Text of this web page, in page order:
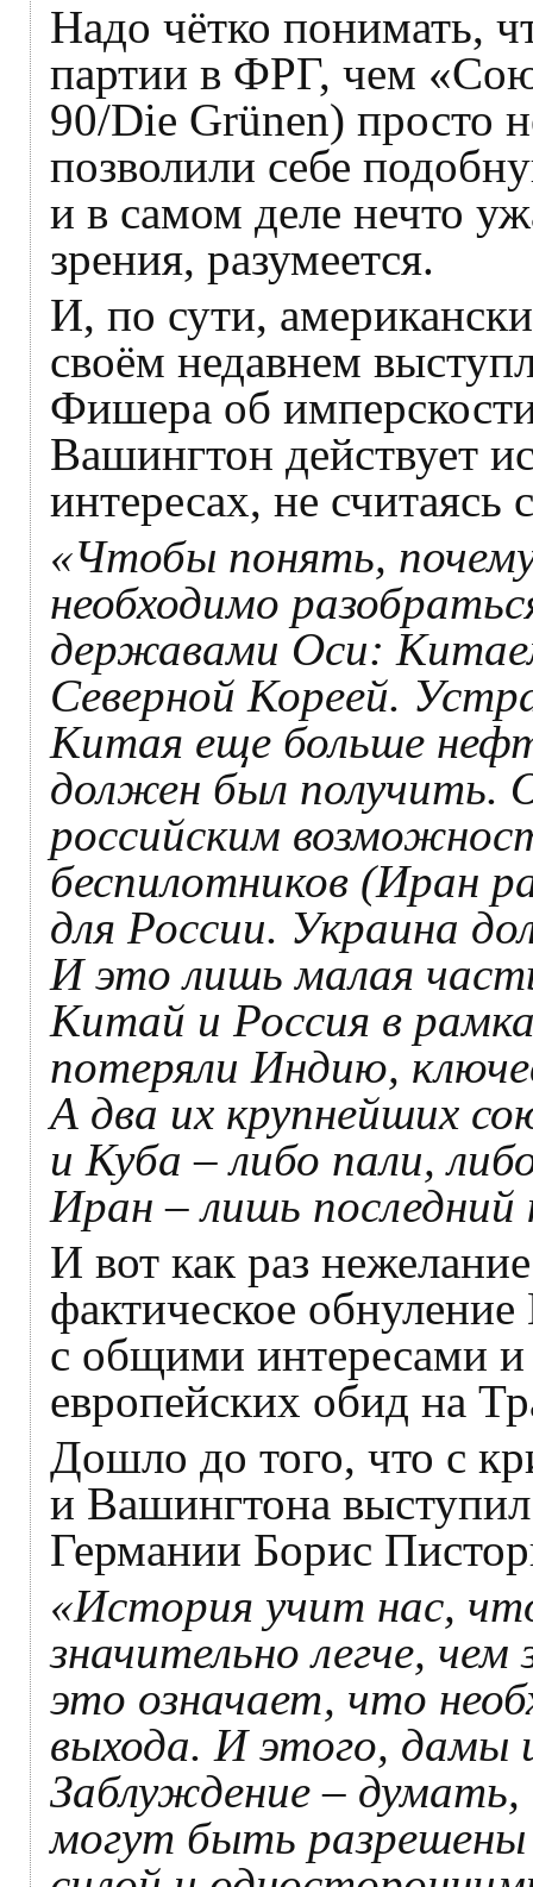
Надо чётко понимать,
партии в ФРГ, чем
90/Die Grünen) просто
позволили себе
и в самом деле нечто
зрения, разумеется.
И, по сути,
своём недавнем
Фишера об
Вашингтон действует
интересах, не
«Чтобы понять,
необходимо
державами Оси:
Северной Кореей.
Китая еще больше
должен был получить.
российским
беспилотников (Иран
для России. Украина
И это лишь малая
Китай и Россия в
потеряли Индию,
А два их крупнейших
и Куба – либо пали,
Иран – лишь последний
И вот как раз
фактическое
с общими интересами
европейских обид на
Дошло до того, что с
и Вашингтона
Германии Борис
«История учит нас,
значительно легче,
это означает, что
выхода. И этого, дамы
Заблуждение –
могут быть разрешены